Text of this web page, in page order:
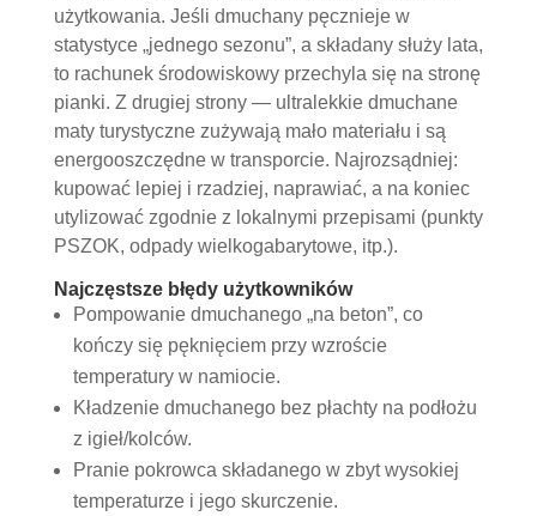
użytkowania. Jeśli dmuchany pęcznieje w
statystyce „jednego sezonu”, a składany służy lata,
to rachunek środowiskowy przechyla się na stronę
pianki. Z drugiej strony — ultralekkie dmuchane
maty turystyczne zużywają mało materiału i są
energooszczędne w transporcie. Najrozsądniej:
kupować lepiej i rzadziej, naprawiać, a na koniec
utylizować zgodnie z lokalnymi przepisami (punkty
PSZOK, odpady wielkogabarytowe, itp.).
Najczęstsze błędy użytkowników
Pompowanie dmuchanego „na beton”, co
kończy się pęknięciem przy wzroście
temperatury w namiocie.
Kładzenie dmuchanego bez płachty na podłożu
z igieł/kolców.
Pranie pokrowca składanego w zbyt wysokiej
temperaturze i jego skurczenie.